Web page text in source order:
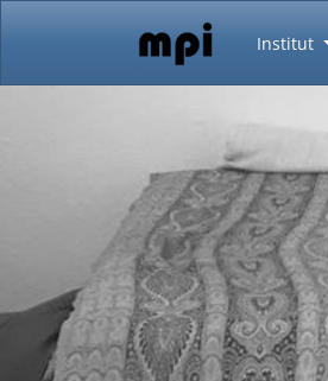
Institut